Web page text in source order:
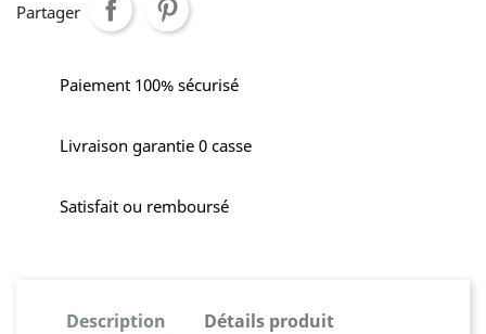
Partager
Paiement 100% sécurisé
Livraison garantie 0 casse
Satisfait ou remboursé
Description Détails produit